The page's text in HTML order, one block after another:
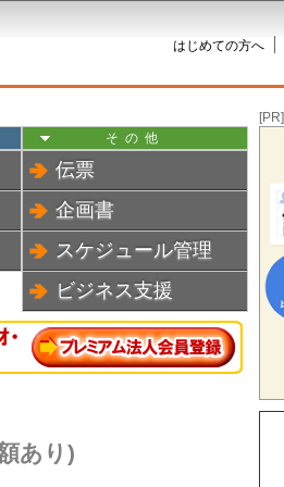
はじめての方へ
その他
伝票
企画書
スケジュール管理
ビジネス支援
あり)
[PR]